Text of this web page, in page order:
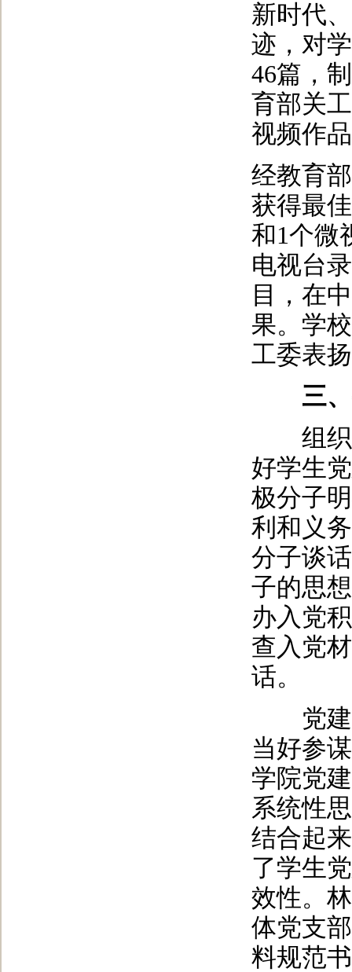
新时代
迹，对
46篇，
育部关
视频作
经教育
获得最
和1个微
电视台
目，在
果。学
工委表
三、
组织
好学生
极分子
利和义
分子谈
子的思
办入党
查入党
话。
党建
当好参
学院党
系统性
结合起
了学生
效性。
体党支
料规范